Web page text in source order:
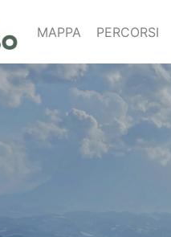
MAPPA PERCORSI